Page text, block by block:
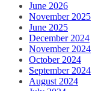
June 2026
November 2025
June 2025
December 2024
November 2024
October 2024
September 2024
August 2024